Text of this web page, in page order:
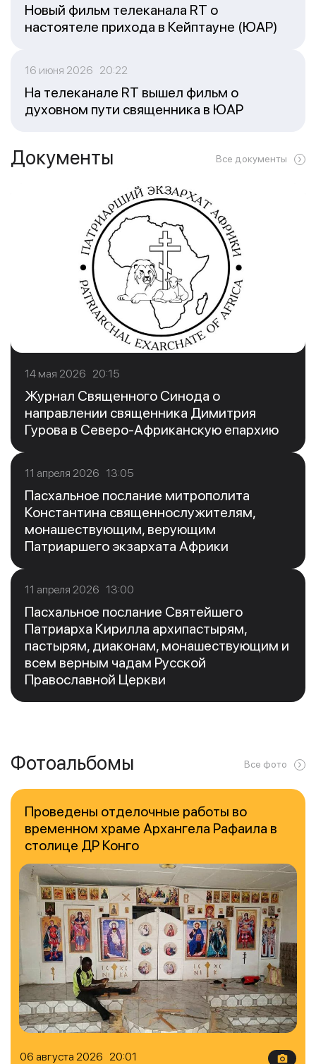
Новый фильм телеканала RT о
настоятеле прихода в Кейптауне (ЮАР)
16 июня 2026 20:22
На телеканале RT вышел фильм о
духовном пути священника в ЮАР
Документы Все документы
14 мая 2026 20:15
Журнал Священного Синода о
направлении священника Димитрия
Гурова в Северо-Африканскую епархию
11 апреля 2026 13:05
Пасхальное послание митрополита
Константина священнослужителям,
монашествующим, верующим
Патриаршего экзархата Африки
11 апреля 2026 13:00
Пасхальное послание Святейшего
Патриарха Кирилла архипастырям,
пастырям, диаконам, монашествующим и
всем верным чадам Русской
Православной Церкви
Фотоальбомы Все фото
06 августа 2026 20:01
Проведены отделочные работы во
временном храме Архангела Рафаила в
столице ДР Конго